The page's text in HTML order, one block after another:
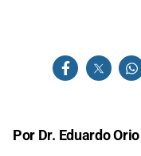
Por Dr. Eduardo Orio